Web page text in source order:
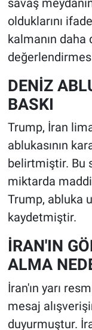
savaş
olduklarını
kalmanın
DENİZ
BASKI
Trump, İran
ablukasının
belirtmiştir. Bu
miktarda maddi
Trump, abluka
kaydetmiştir.
İRAN'IN
ALMA
İran'ın yarı
mesaj
duyurmuştur.